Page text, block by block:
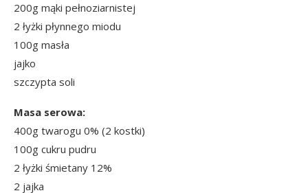
200g mąki pełnoziarnistej
2 łyżki płynnego miodu
100g masła
jajko
szczypta soli
Masa serowa:
400g twarogu 0% (2 kostki)
100g cukru pudru
2 łyżki śmietany 12%
2 jajka